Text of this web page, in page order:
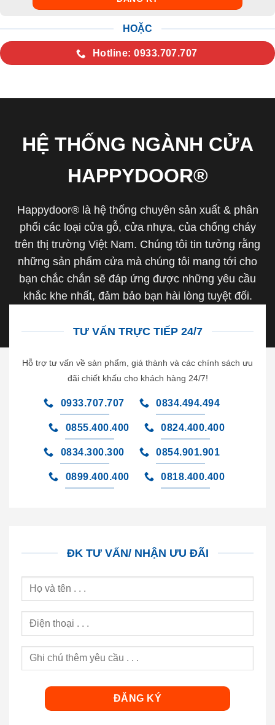
HOẶC
Hotline: 0933.707.707
HỆ THỐNG NGÀNH CỬA
HAPPYDOOR®
Happydoor® là hệ thống chuyên sản xuất & phân
phối các loại cửa gỗ, cửa nhựa, của chống cháy
trên thị trường Việt Nam. Chúng tôi tin tưởng rằng
những sản phẩm cửa mà chúng tôi mang tới cho
bạn chắc chắn sẽ đáp ứng được những yêu cầu
khắc khe nhất, đảm bảo bạn hài lòng tuyệt đối.
TƯ VẤN TRỰC TIẾP 24/7
Hỗ trợ tư vấn về sản phẩm, giá thành và các chính sách ưu
đãi chiết khấu cho khách hàng 24/7!
0933.707.707 0834.494.494
0855.400.400 0824.400.400
0834.300.300 0854.901.901
0899.400.400 0818.400.400
ĐK TƯ VẤN/ NHẬN ƯU ĐÃI